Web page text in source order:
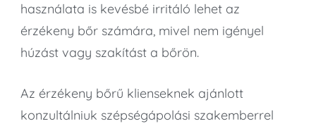
használata is kevésbé irritáló lehet az
érzékeny bőr számára, mivel nem igényel
húzást vagy szakítást a bőrön.
Az érzékeny bőrű klienseknek ajánlott
konzultálniuk szépségápolási szakemberrel